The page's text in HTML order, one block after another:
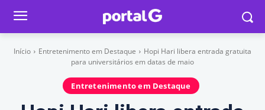
Início Entretenimento em Destaque
Hopi Hari libera entrada gratuita
para universitários em datas de maio
Entretenimento em Destaque